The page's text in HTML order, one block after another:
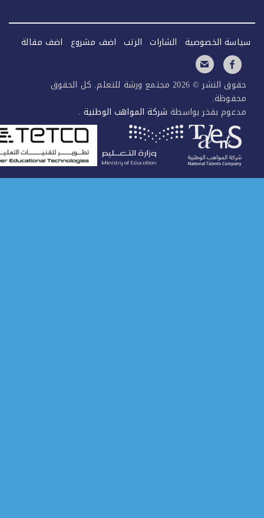
الخصوصية الشارات الرتب اضف مشروع اضف مقالة
حقوق النشر © 2026 مجتمع ورشة للتعلم. كل الحقوق
بفخر بواسطةشركة المواهب الوطنية.